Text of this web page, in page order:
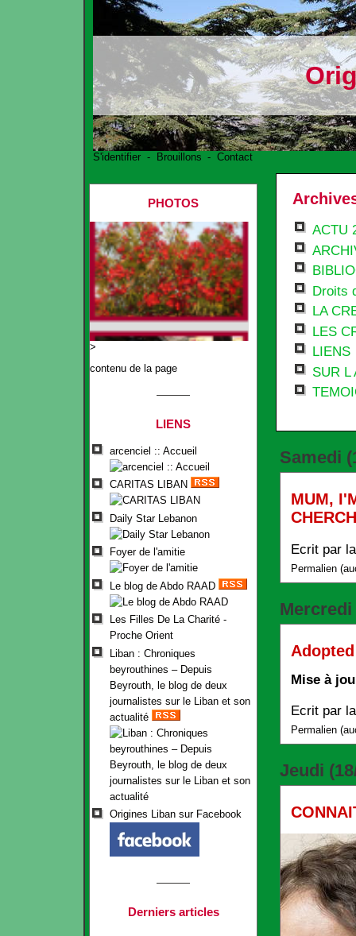
S'identifier - Brouillons - Contact
PHOTOS
>
contenu de la page
LIENS
arcenciel :: Accueil
CARITAS LIBAN
Daily Star Lebanon
Foyer de l'amitie
Le blog de Abdo RAAD
Les Filles De La Charité -
Proche Orient
Liban : Chroniques
beyrouthines – Depuis
Beyrouth, le blog de deux
journalistes sur le Liban et son
actualité
Origines Liban sur Facebook
Derniers articles
ACTU
Droits
LA
LES
LIENS
SUR L
Samedi
MUM,
Ecrit par
Permalien(
Mercredi
Mise à
Ecrit par
Permalien(
Jeudi